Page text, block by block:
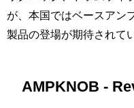
が、本国ではベースアン
製品の登場が期待されて
AMPKNOB -